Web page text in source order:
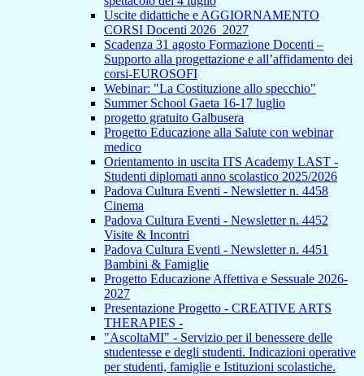
Uscite didattiche e AGGIORNAMENTO
CORSI Docenti 2026_2027
Scadenza 31 agosto Formazione Docenti –
Supporto alla progettazione e all’affidamento dei
corsi-EUROSOFI
Webinar: "La Costituzione allo specchio"
Summer School Gaeta 16-17 luglio
progetto gratuito Galbusera
Progetto Educazione alla Salute con webinar
medico
Orientamento in uscita ITS Academy LAST -
Studenti diplomati anno scolastico 2025/2026
Padova Cultura Eventi - Newsletter n. 4458
Cinema
Padova Cultura Eventi - Newsletter n. 4452
Visite & Incontri
Padova Cultura Eventi - Newsletter n. 4451
Bambini & Famiglie
Progetto Educazione Affettiva e Sessuale 2026-
2027
Presentazione Progetto - CREATIVE ARTS
THERAPIES -
"AscoltaMI" - Servizio per il benessere delle
studentesse e degli studenti. Indicazioni operative
per studenti, famiglie e Istituzioni scolastiche.